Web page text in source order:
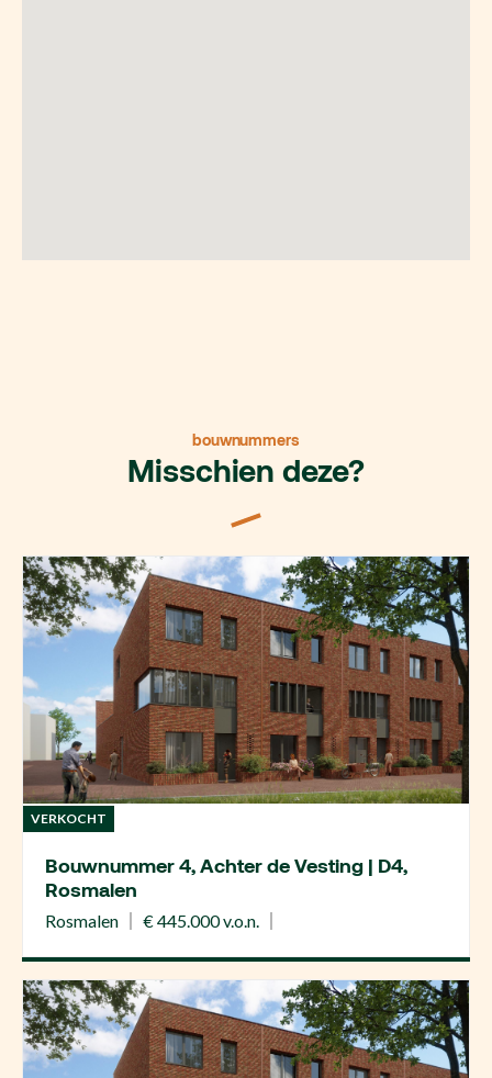
bouwnummers
Misschien deze?
VERKOCHT
Bouwnummer 4, Achter de Vesting | D4,
Rosmalen
Rosmalen € 445.000 v.o.n.